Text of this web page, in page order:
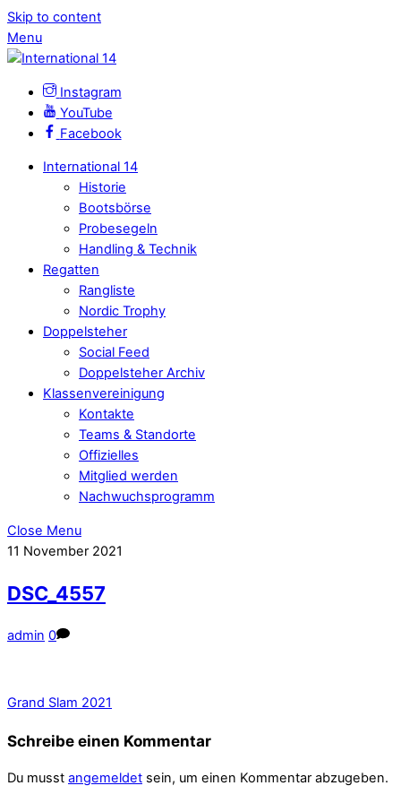
Skip to content
Menu
Instagram
YouTube
Facebook
International 14
Historie
Bootsbörse
Probesegeln
Handling & Technik
Regatten
Rangliste
Nordic Trophy
Doppelsteher
Social Feed
Doppelsteher Archiv
Klassenvereinigung
Kontakte
Teams & Standorte
Offizielles
Mitglied werden
Nachwuchsprogramm
Close Menu
11 November 2021
DSC_4557
admin 0
Grand Slam 2021
Schreibe einen Kommentar
Du musst angemeldet sein, um einen Kommentar abzugeben.